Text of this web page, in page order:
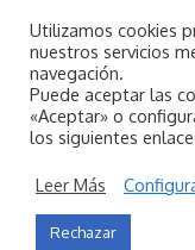
Utilizamos cookies
nuestros servicios
navegación.
Puede aceptar las
«Aceptar» o
los siguientes
Leer Más
Rechazar